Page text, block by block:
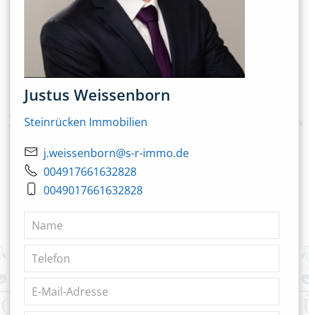
Justus Weissenborn
Steinrücken Immobilien
j.weissenborn@s-r-immo.de
004917661632828
0049017661632828